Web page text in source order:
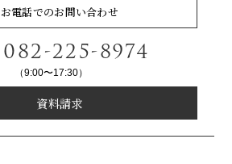
お電話でのお問い合わせ
082-225-8974
（9:00〜17:30）
資料請求